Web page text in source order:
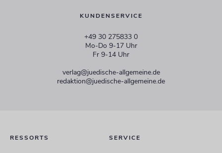
KUNDENSERVICE
+49 30 275833 0
Mo-Do 9-17 Uhr
Fr 9-14 Uhr
verlag@juedische-allgemeine.de
redaktion@juedische-allgemeine.de
RESSORTS SERVICE